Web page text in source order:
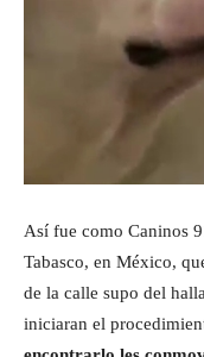
Así fue como Caninos
Tabasco, en México,
de la calle supo del
iniciaran el